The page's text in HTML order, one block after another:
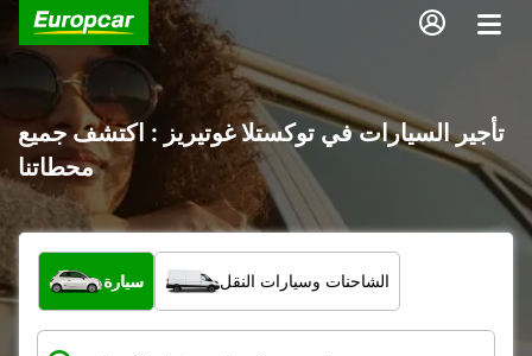
تأجير السيارات في توكستلا غوتيريز : اكتشف جميع
محطاتنا
ما نوع المركبة؟
سيارة الشاحنات وسيارات النقل